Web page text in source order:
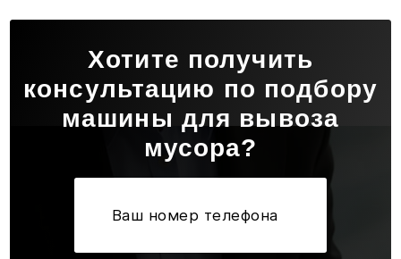
Хотите получить
консультацию по подбору
машины для вывоза
мусора?